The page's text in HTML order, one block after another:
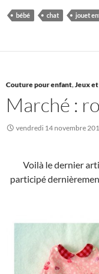
bébé chat jouet
Couture pour enfant,Jeux
Marché :
vendredi 14 novembre
Voilà le dernier
participé